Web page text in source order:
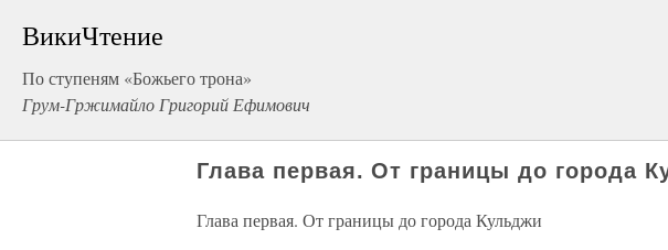
ВикиЧтение
По ступеням «Божьего трона»
Грум-Гржимайло Григорий Ефимович
Глава первая. От границы до города
Глава первая. От границы до города Кульджи